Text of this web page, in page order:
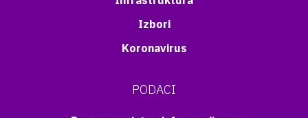
Izbori
Koronavirus
PODACI